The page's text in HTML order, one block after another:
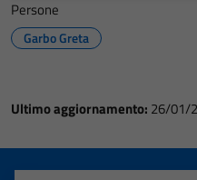
Persone
Garbo Greta
Ultimo aggiornamento: 26/01/